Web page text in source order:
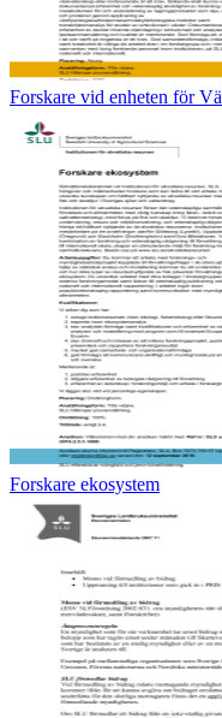
Forskare vid enheten för
Forskare ekosystem